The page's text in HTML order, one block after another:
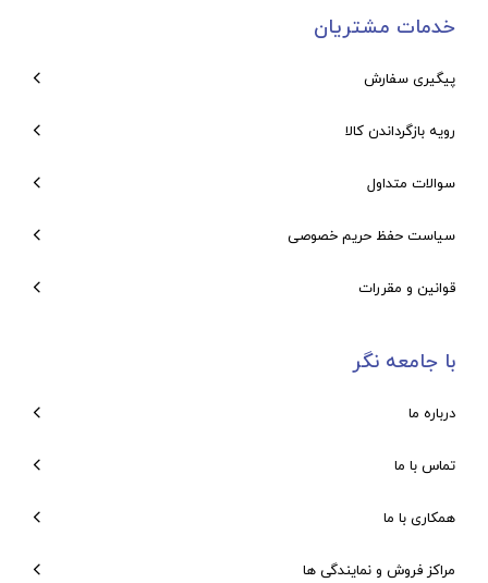
خدمات مشتریان
پیگیری سفارش
رویه بازگرداندن کالا
سوالات متداول
سیاست حفظ حریم خصوصی
قوانین و مقررات
با جامعه نگر
درباره ما
تماس با ما
همکاری با ما
مراکز فروش و نمایندگی ها